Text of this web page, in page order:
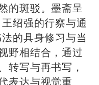
的斑驳。墨斋呈
绍强的行察与通
的具身修习与当
野相结合，通过
转写与再书写，
表达与视觉重